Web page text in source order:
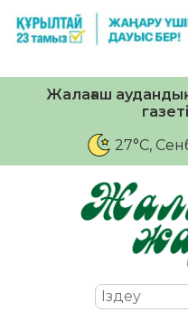
Жалағаш
27°C,